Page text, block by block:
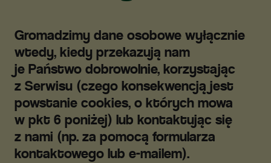
Gromadzimy dane osobowe wyłącznie
wtedy, kiedy przekazują nam
je Państwo dobrowolnie, korzystając
z Serwisu (czego konsekwencją jest
powstanie cookies, o których mowa
w pkt 6 poniżej) lub kontaktując się
z nami (np. za pomocą formularza
kontaktowego lub e-mailem).